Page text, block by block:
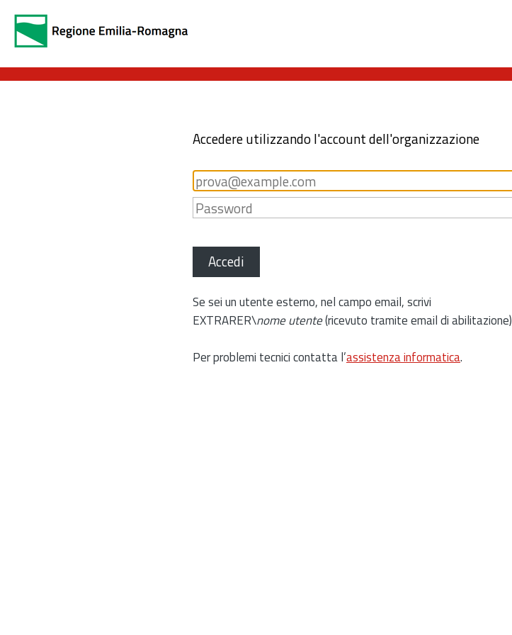
Accedere utilizzando l'account dell'organizzazione
Accedi
Se sei un utente esterno, nel campo email, scrivi
EXTRARER\nome utente(ricevuto tramite email di abilitazione)
Per problemi tecnici contatta l’assistenza informatica.